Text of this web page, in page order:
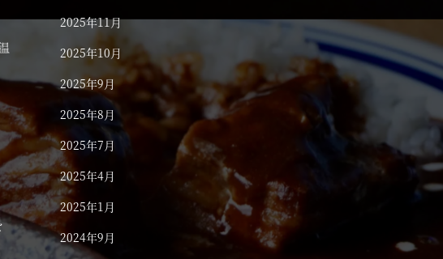
2025年11月
2025年10月
2025年9月
2025年8月
2025年7月
2025年4月
2025年1月
2024年9月